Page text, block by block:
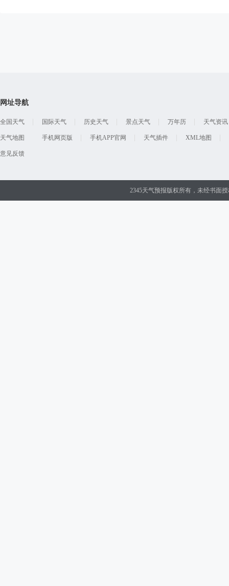
网址导航
全国天气 国际天气 历史天气 景点天气 万年历 天气资讯
天气地图 手机网页版 手机APP官网 天气插件 XML地图
意见反馈
2345天气预报版权所有，未经书面